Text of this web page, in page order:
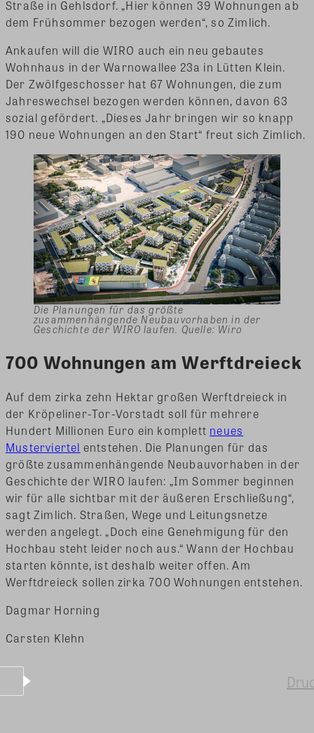
Straße in Gehlsdorf. „Hier können 39 Wohnungen ab
dem Frühsommer bezogen werden“, so Zimlich.
Ankaufen will die WIRO auch ein neu gebautes
Wohnhaus in der Warnowallee 23a in Lütten Klein.
Der Zwölfgeschosser hat 67 Wohnungen, die zum
Jahreswechsel bezogen werden können, davon 63
sozial gefördert. „Dieses Jahr bringen wir so knapp
190 neue Wohnungen an den Start“ freut sich Zimlich.
Die Planungen für das größte
zusammenhängende Neubauvorhaben in der
Geschichte der WIRO laufen. Quelle: Wiro
700 Wohnungen am Werftdreieck
Auf dem zirka zehn Hektar großen Werftdreieck in
der Kröpeliner-Tor-Vorstadt soll für mehrere
Hundert Millionen Euro ein komplett neues
Musterviertel entstehen. Die Planungen für das
größte zusammenhängende Neubauvorhaben in der
Geschichte der WIRO laufen: „Im Sommer beginnen
wir für alle sichtbar mit der äußeren Erschließung“,
sagt Zimlich. Straßen, Wege und Leitungsnetze
werden angelegt. „Doch eine Genehmigung für den
Hochbau steht leider noch aus.“ Wann der Hochbau
starten könnte, ist deshalb weiter offen. Am
Werftdreieck sollen zirka 700 Wohnungen entstehen.
Dagmar Horning
Carsten Klehn